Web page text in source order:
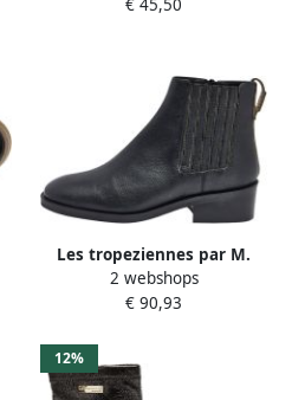
om aan te trekken van M.
€ 45,50
Les tropeziennes par M.
Belarbi Ludivia leren
enkellaarsjes
2 webshops
€ 90,93
12%